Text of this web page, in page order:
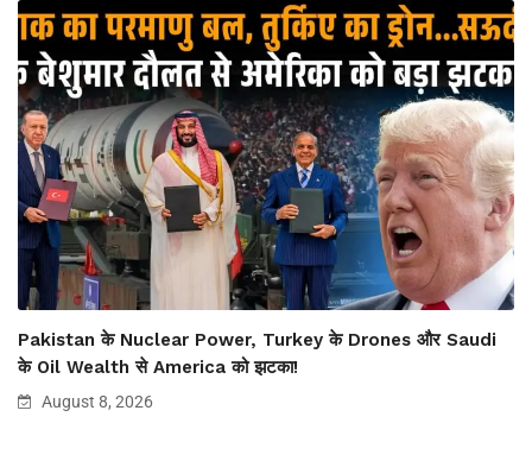
Pakistan के Nuclear Power, Turkey के Drones और Saudi
के Oil Wealth से America को झटका!
August 8, 2026